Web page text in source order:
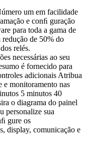
um em facilidade
e conﬁ guração
para toda a gama de
redução de 50% do
relés.
necessárias ao seu
é fornecido para
adicionais Atribua
e monitoramento nas
5 minutos 40
o diagrama do painel
personalize sua
gure os
display, comunicação e